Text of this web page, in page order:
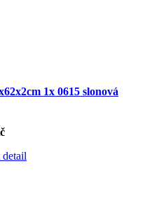
1x 0615 slonová